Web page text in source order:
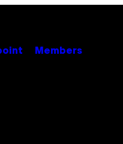
Members